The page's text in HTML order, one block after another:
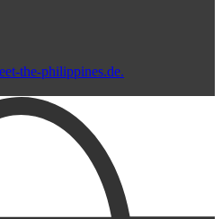
the-philippines.de.